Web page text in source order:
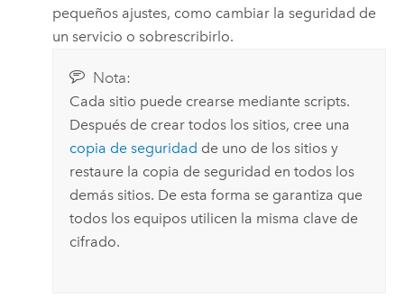
pequeños ajustes, como cambiar la seguridad de
un servicio o sobrescribirlo.
Nota:
Cada sitio puede crearse mediante scripts.
Después de crear todos los sitios, cree una
copia de seguridad de uno de los sitios y
restaure la copia de seguridad en todos los
demás sitios. De esta forma se garantiza que
todos los equipos utilicen la misma clave de
cifrado.